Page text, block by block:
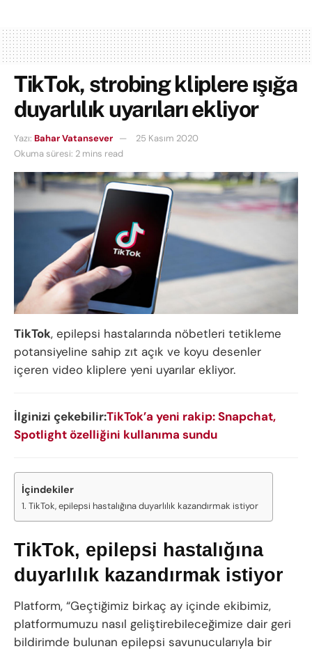
TikTok, strobing kliplere ışığa
duyarlılık uyarıları ekliyor
Yazı: Bahar Vatansever
25 Kasım 2020
Okuma süresi: 2 mins read
TikTok, epilepsi hastalarında nöbetleri tetikleme
potansiyeline sahip zıt açık ve koyu desenler
içeren video kliplere yeni uyarılar ekliyor.
İlginizi çekebilir:TikTok’a yeni rakip: Snapchat,
Spotlight özelliğini kullanıma sundu
İçindekiler
TikTok, epilepsi hastalığına duyarlılık kazandırmak istiyor
TikTok, epilepsi hastalığına
duyarlılık kazandırmak istiyor
Platform, “Geçtiğimiz birkaç ay içinde ekibimiz,
platformumuzu nasıl geliştirebileceğimize dair geri
bildirimde bulunan epilepsi savunucularıyla bir